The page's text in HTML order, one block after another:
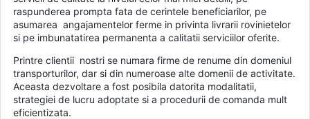
raspunderea prompta fata de cerintele beneficiarilor, pe
asumarea angajamentelor ferme in privinta livrarii rovinietelor
si pe imbunatatirea permanenta a calitatii serviciilor oferite.
Printre clientii nostri se numara firme de renume din domeniul
transporturilor, dar si din numeroase alte domenii de activitate.
Aceasta dezvoltare a fost posibila datorita modalitatii,
strategiei de lucru adoptate si a procedurii de comanda mult
eficientizata.